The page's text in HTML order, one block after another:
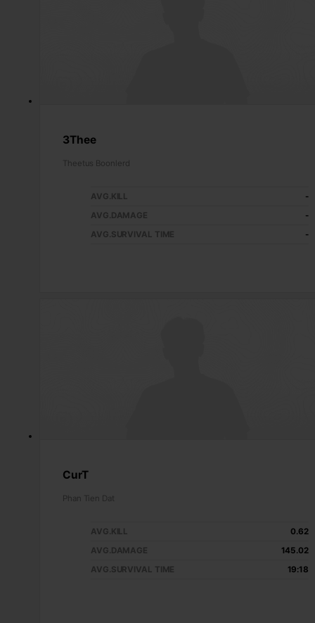
3Thee
Theetus Boonlerd
AVG.KILL
-
AVG.DAMAGE
-
AVG.SURVIVAL TIME
-
CurT
Phan Tien Dat
AVG.KILL
0.62
AVG.DAMAGE
145.02
AVG.SURVIVAL TIME
19:18